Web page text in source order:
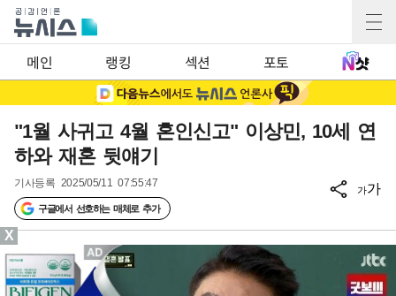
메인 랭킹 섹션 포토
"1월 사귀고 4월 혼인신고" 이상민, 10세 연
하와 재혼 뒷얘기
기사등록 2025/05/11 07:55:47
구글에서 선호하는 매체로 추가
가가
X